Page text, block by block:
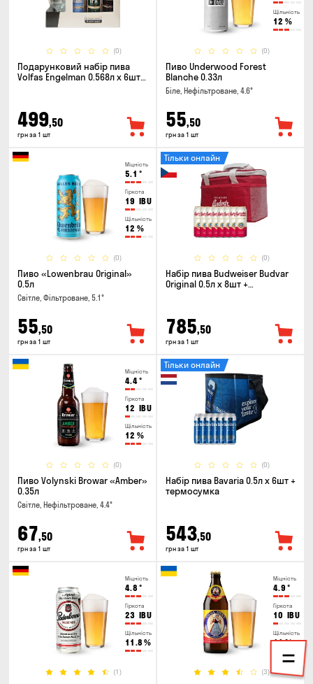
(0)
Подарунковий набір пива
Volfas Engelman 0.568л x 6шт +
499,50
грн за 1 шт
Щільність
12 %
(0)
Пиво Underwood Forest
Blanche 0.33л
Біле, Нефільтроване, 4.6°
55,50
грн за 1 шт
Міцність
5.1 °
Гіркота
19 IBU
Щільність
12 %
(0)
Пиво «Lowenbrau Original»
0.5л
Світле, Фільтроване, 5.1°
55,50
грн за 1 шт
(0)
Тільки онлайн
Набір пива Budweiser Budvar
Original 0.5л х 8шт +
785,50
грн за 1 шт
Міцність
4.4°
Гіркота
12 IBU
Щільність
12 %
(0)
Пиво Volynski Browar «Amber»
0.35л
Світле, Нефільтроване, 4.4°
67,50
грн за 1 шт
(0)
Тільки онлайн
Набір пива Bavaria 0.5л х 6шт +
термосумка
543,50
грн за 1 шт
Міцність
4.8 °
Гіркота
23 IBU
Щільність
11.8 %
(1)
Міцність
4.9 °
Гіркота
10 IBU
Щільність
11%
(3)